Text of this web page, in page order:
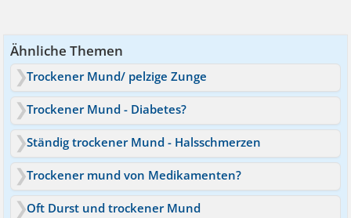
Ähnliche Themen
Trockener Mund/ pelzige Zunge
Trockener Mund - Diabetes?
Ständig trockener Mund - Halsschmerzen
Trockener mund von Medikamenten?
Oft Durst und trockener Mund